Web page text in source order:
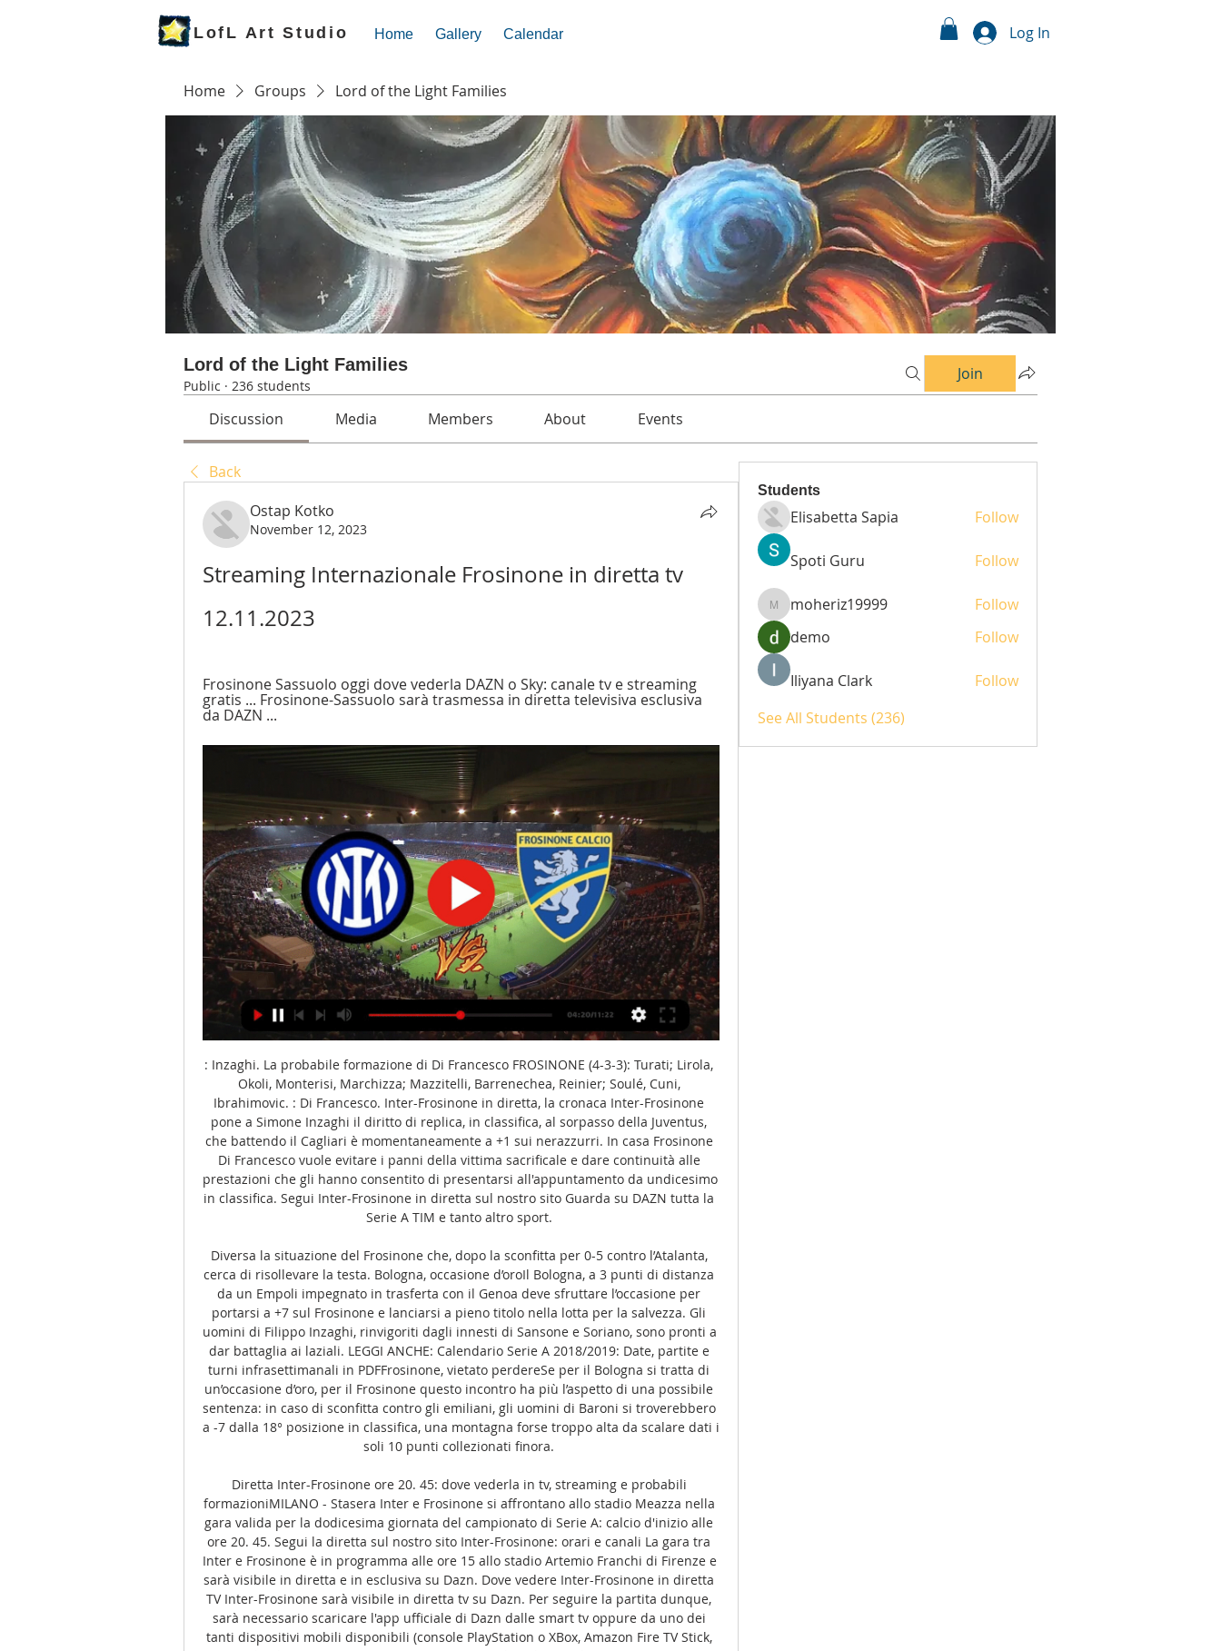
LofL Art Studio Home Gallery Calendar Log In
Home Groups Lord of the Light Families
Lord of the Light Families
Public · 236 students
Join
Discussion Media Members About Events
Back
Ostap Kotko
November 12, 2023
Streaming Internazionale Frosinone in diretta tv
12.11.2023
Frosinone Sassuolo oggi dove vederla DAZN o Sky: canale tv e streaming
gratis ... Frosinone-Sassuolo sarà trasmessa in diretta televisiva esclusiva
da DAZN ...
: Inzaghi. La probabile formazione di Di Francesco FROSINONE (4-3-3): Turati; Lirola,
Okoli, Monterisi, Marchizza; Mazzitelli, Barrenechea, Reinier; Soulé, Cuni,
Ibrahimovic. : Di Francesco. Inter-Frosinone in diretta, la cronaca Inter-Frosinone
pone a Simone Inzaghi il diritto di replica, in classifica, al sorpasso della Juventus,
che battendo il Cagliari è momentaneamente a +1 sui nerazzurri. In casa Frosinone
Di Francesco vuole evitare i panni della vittima sacrificale e dare continuità alle
prestazioni che gli hanno consentito di presentarsi all'appuntamento da undicesimo
in classifica. Segui Inter-Frosinone in diretta sul nostro sito Guarda su DAZN tutta la
Serie A TIM e tanto altro sport.
Diversa la situazione del Frosinone che, dopo la sconfitta per 0-5 contro l’Atalanta,
cerca di risollevare la testa. Bologna, occasione d’oroIl Bologna, a 3 punti di distanza
da un Empoli impegnato in trasferta con il Genoa deve sfruttare l’occasione per
portarsi a +7 sul Frosinone e lanciarsi a pieno titolo nella lotta per la salvezza. Gli
uomini di Filippo Inzaghi, rinvigoriti dagli innesti di Sansone e Soriano, sono pronti a
dar battaglia ai laziali. LEGGI ANCHE: Calendario Serie A 2018/2019: Date, partite e
turni infrasettimanali in PDFFrosinone, vietato perdereSe per il Bologna si tratta di
un’occasione d’oro, per il Frosinone questo incontro ha più l’aspetto di una possibile
sentenza: in caso di sconfitta contro gli emiliani, gli uomini di Baroni si troverebbero
a -7 dalla 18° posizione in classifica, una montagna forse troppo alta da scalare dati i
soli 10 punti collezionati finora.
Diretta Inter-Frosinone ore 20. 45: dove vederla in tv, streaming e probabili
formazioniMILANO - Stasera Inter e Frosinone si affrontano allo stadio Meazza nella
gara valida per la dodicesima giornata del campionato di Serie A: calcio d'inizio alle
ore 20. 45. Segui la diretta sul nostro sito Inter-Frosinone: orari e canali La gara tra
Inter e Frosinone è in programma alle ore 15 allo stadio Artemio Franchi di Firenze e
sarà visibile in diretta e in esclusiva su Dazn. Dove vedere Inter-Frosinone in diretta
TV Inter-Frosinone sarà visibile in diretta tv su Dazn. Per seguire la partita dunque,
sarà necessario scaricare l'app ufficiale di Dazn dalle smart tv oppure da uno dei
tanti dispositivi mobili disponibili (console PlayStation o XBox, Amazon Fire TV Stick,
Students
Elisabetta Sapia Follow
Spoti Guru Follow
moheriz19999
moheriz19999
Follow
demo
Follow
Iliyana Clark
Follow
See All Students (236)